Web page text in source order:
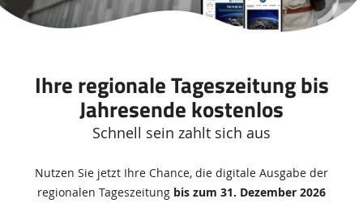
Ihre regionale Tageszeitung bis
Jahresende kostenlos
Schnell sein zahlt sich aus
Zusätzliche
Informationen
Nutzen Sie jetzt Ihre Chance, die digitale Ausgabe der
regionalen Tageszeitung bis zum 31. Dezember 2026